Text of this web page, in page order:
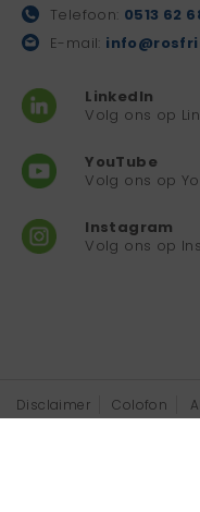
Telefoon: 0513 62
E-mail:
LinkedIn
Volg ons op
YouTube
Volg ons op
Instagram
Volg ons op
Disclaimer Colofon